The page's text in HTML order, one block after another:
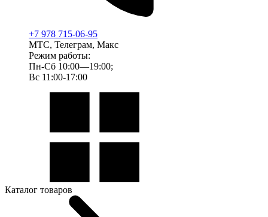
+7 978 715-06-95
МТС, Телеграм, Макс
Режим работы:
Пн-Сб 10:00—19:00;
Вс 11:00-17:00
Каталог товаров